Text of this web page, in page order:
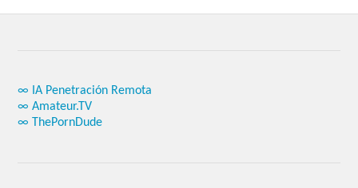
∞ IA Penetración Remota
∞ Amateur.TV
∞ ThePornDude